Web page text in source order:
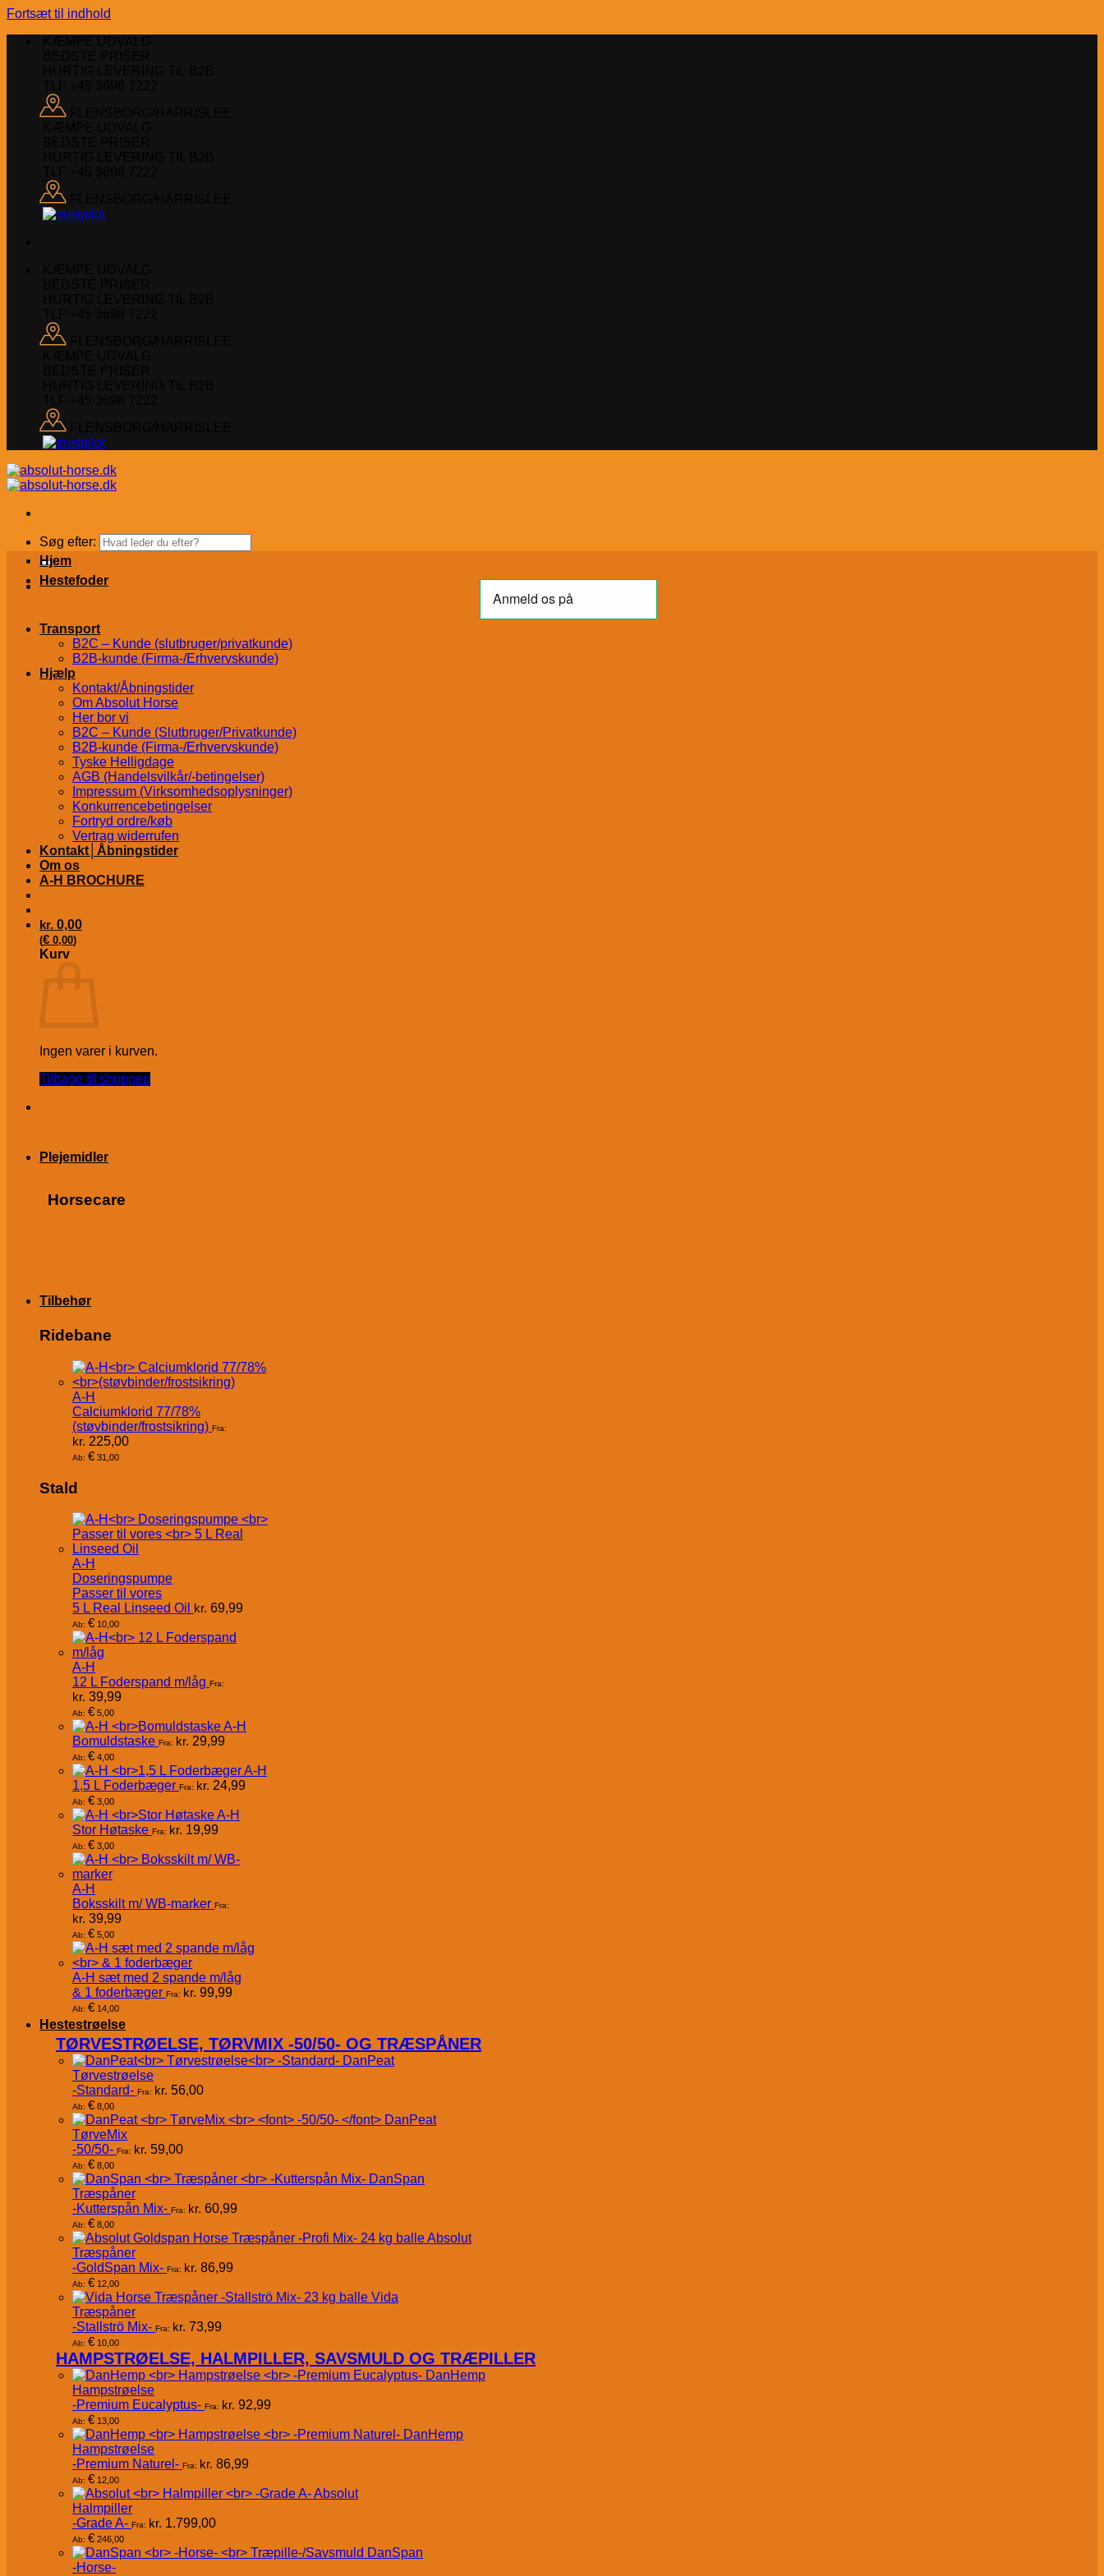
Fortsæt til indhold
Søg efter:
Transport
B2C – Kunde (slutbruger/privatkunde)
B2B-kunde (Firma-/Erhvervskunde)
Hjælp
Kontakt/Åbningstider
Om Absolut Horse
Her bor vi
B2C – Kunde (Slutbruger/Privatkunde)
B2B-kunde (Firma-/Erhvervskunde)
Tyske Helligdage
AGB (Handelsvilkår/-betingelser)
Impressum (Virksomhedsoplysninger)
Konkurrencebetingelser
Fortryd ordre/køb
Vertrag widerrufen
Kontakt│Åbningstider
Om os
A-H BROCHURE
kr. 0,00
(€ 0,00)
Kurv
Ingen varer i kurven.
Tilbage til shoppen
Hjem
Hestefoder
Plejemidler
Horsecare
Tilbehør
Ridebane
A-H
Calciumklorid 77/78%
(støvbinder/frostsikring) Fra:
kr. 225,00
Ab: € 31,00
Stald
A-H
Doseringspumpe
Passer til vores
5 L Real Linseed Oil kr. 69,99
Ab: € 10,00
A-H
12 L Foderspand m/låg Fra:
kr. 39,99
Ab: € 5,00
A-H
Bomuldstaske Fra: kr. 29,99
Ab: € 4,00
A-H
1,5 L Foderbæger Fra: kr. 24,99
Ab: € 3,00
A-H
Stor Høtaske Fra: kr. 19,99
Ab: € 3,00
A-H
Boksskilt m/ WB-marker Fra:
kr. 39,99
Ab: € 5,00
A-H sæt med 2 spande m/låg
& 1 foderbæger Fra: kr. 99,99
Ab: € 14,00
Hestestrøelse
TØRVESTRØELSE, TØRVMIX -50/50- OG TRÆSPÅNER
DanPeat
Tørvestrøelse
-Standard- Fra: kr. 56,00
Ab: € 8,00
DanPeat
TørveMix
-50/50- Fra: kr. 59,00
Ab: € 8,00
DanSpan
Træspåner
-Kutterspån Mix- Fra: kr. 60,99
Ab: € 8,00
Absolut
Træspåner
-GoldSpan Mix- Fra: kr. 86,99
Ab: € 12,00
Vida
Træspåner
-Stallströ Mix- Fra: kr. 73,99
Ab: € 10,00
HAMPSTRØELSE, HALMPILLER, SAVSMULD OG TRÆPILLER
DanHemp
Hampstrøelse
-Premium Eucalyptus- Fra: kr. 92,99
Ab: € 13,00
DanHemp
Hampstrøelse
-Premium Naturel- Fra: kr. 86,99
Ab: € 12,00
Absolut
Halmpiller
-Grade A- Fra: kr. 1.799,00
Ab: € 246,00
DanSpan
-Horse-